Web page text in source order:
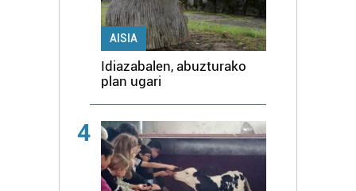
AISIA
Idiazabalen, abuzturako
plan ugari
4